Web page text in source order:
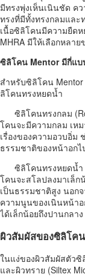
มีทรงพุ่งเห็นเนินชัด ค
ทรงที่มีทั้งทรงกลมและ
เนื้อซิลิโคนมีความยืด
MHRA มีให้เลือกหลา
ซิลิโคน Mentor มีกี่แบ
สำหรับซิลิโคน
ลิโคนทรงหยดน้ำ
ซิลิโคนทรงกลม
โคนจะมีความกลม เห
เรื่องของความอวบอิ่ม
ธรรมชาติของหน้าอกไ
ซิลิโคนทรงหยดน้ำ
โคนจะสโลปลงมาเล็ก
เป็นธรรมชาติสูง นอก
ความนูนของเนินหน้า
ได้เล็กน้อยถึงปานกลาง
ผิวสัมผัสของซิลิโค
ในแง่ของผิวสัมผัสตัวซิ
และผิวทราย (Siltex